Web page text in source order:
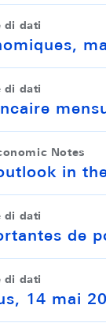
di dati
di dati
Notes
in
di dati
de
di dati
14 mai